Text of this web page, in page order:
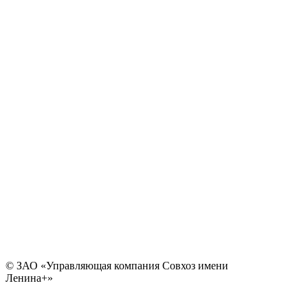
© ЗАО «Управляющая компания Совхоз имени
Ленина+»